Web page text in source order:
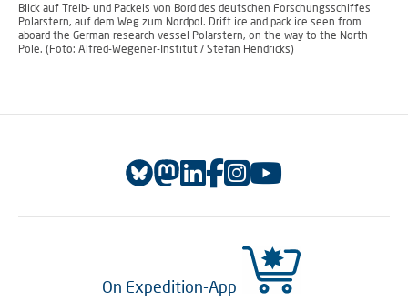
Blick auf Treib- und Packeis von Bord des deutschen Forschungsschiffes
Polarstern, auf dem Weg zum Nordpol. Drift ice and pack ice seen from
aboard the German research vessel Polarstern, on the way to the North
Pole. (Foto: Alfred-Wegener-Institut / Stefan Hendricks)
On Expedition-App